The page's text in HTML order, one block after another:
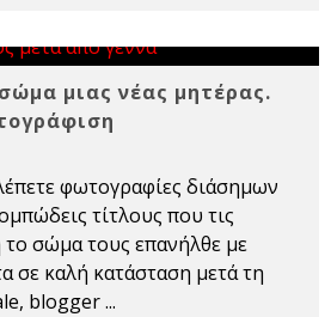
μιας νέας μητέρας.
φωτογραφίες διάσημων
τίτλους που τις
σώμα τους επανήλθε με
σε καλή κατάσταση μετά τη
blogger...